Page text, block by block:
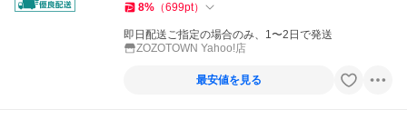
8% （699pt）
即日配送ご指定の場合のみ、1〜2日で発送
ZOZOTOWN Yahoo!店
最安値を見る